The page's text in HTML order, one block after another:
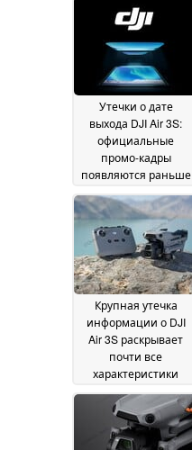
обновлениями по
сравнению с GoPro
Hero24 September 2025
Утечки о дате
выхода DJI Air 3S:
официальные
промо-кадры
появляются раньше
09 October 2024
Крупная утечка
информации о DJI
Air 3S раскрывает
почти все
характеристики
с двумя камерами и
расширенными
режимами полета07